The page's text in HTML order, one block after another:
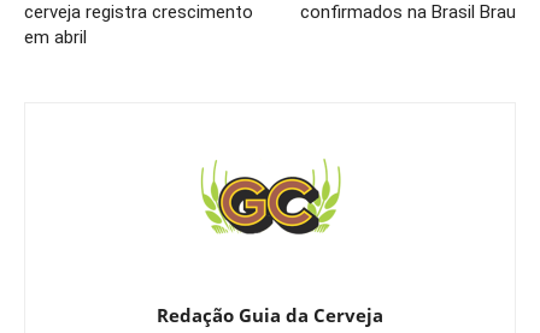
cerveja registra crescimento
em abril
confirmados na Brasil Brau
Redação Guia da Cerveja